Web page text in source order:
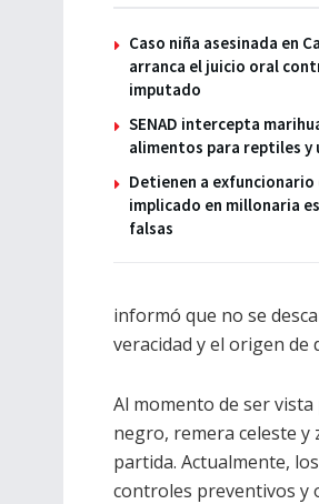
Caso niña asesinada en
arranca el juicio oral
imputado
SENAD intercepta
alimentos para reptiles y
Detienen a exfuncionario
implicado en millonaria
falsas
informó que no se
veracidad y el origen de
Al momento de ser
negro, remera celeste y
partida. Actualmente,
controles preventivos y